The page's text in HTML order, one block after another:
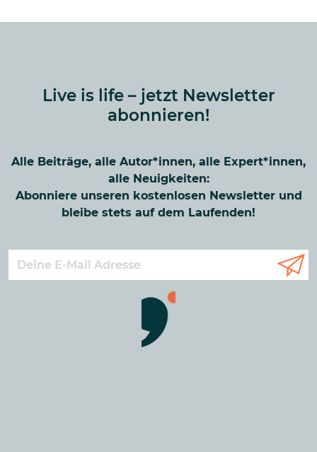
Live is life – jetzt Newsletter
abonnieren!
Alle Beiträge, alle Autor*innen, alle Expert*innen,
alle Neuigkeiten:
Abonniere unseren kostenlosen Newsletter und
bleibe stets auf dem Laufenden!